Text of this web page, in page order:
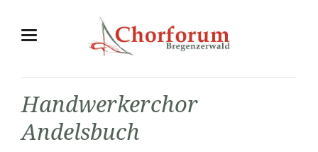
Handwerkerchor
Andelsbuch